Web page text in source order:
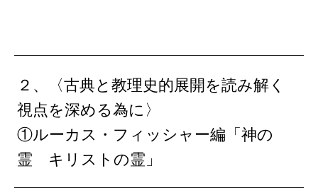
２、〈古典と教理史的展開を読み解く
視点を深める為に〉
①ルーカス・フィッシャー編「神の
霊 キリストの霊」